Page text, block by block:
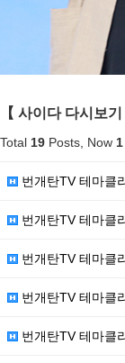
【 사이다 다시보기
Total 19 Posts, Now 1
번개탄TV 테마클라스
번개탄TV 테마클라
번개탄TV 테마클라스
번개탄TV 테마클라
번개탄TV 테마클라